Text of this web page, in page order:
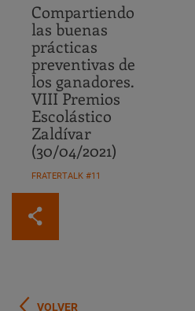
Compartiendo
las buenas
prácticas
preventivas de
los ganadores.
VIII Premios
Escolástico
Zaldívar
(30/04/2021)
FRATERTALK #11
VOLVER